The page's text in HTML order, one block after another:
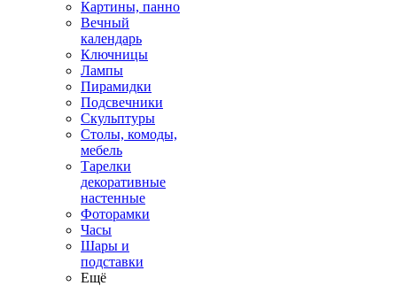
Картины, панно
Вечный
календарь
Ключницы
Лампы
Пирамидки
Подсвечники
Скульптуры
Столы, комоды,
мебель
Тарелки
декоративные
настенные
Фоторамки
Часы
Шары и
подставки
Ещё